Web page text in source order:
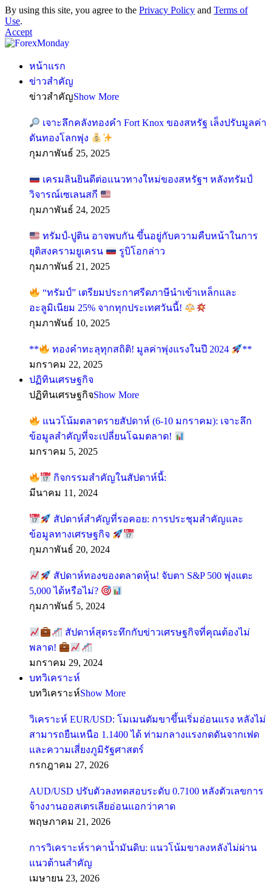
By using this site, you agree to the Privacy Policy and Terms of
Use.
Accept
หน้าแรก
ข่าวสำคัญ
ข่าวสำคัญShow More
เจาะลึกคลังทองคำ Fort Knox ของสหรัฐ เล็งปรับมูลค่า
ดันทองโลกพุ่ง
กุมภาพันธ์ 25, 2025
เครมลินยินดีต่อแนวทางใหม่ของสหรัฐฯ หลังทรัมป์
วิจารณ์เซเลนสกี
กุมภาพันธ์ 24, 2025
ทรัมป์-ปูติน อาจพบกัน ขึ้นอยู่กับความคืบหน้าในการ
ยุติสงครามยูเครน
รูบิโอกล่าว
กุมภาพันธ์ 21, 2025
“ทรัมป์” เตรียมประกาศรีดภาษีนำเข้าเหล็กและ
อะลูมิเนียม 25% จากทุกประเทศวันนี้!
กุมภาพันธ์ 10, 2025
** ทองคำทะลุทุกสถิติ! มูลค่าพุ่งแรงในปี 2024
**
มกราคม 22, 2025
ปฏิทินเศรษฐกิจ
ปฏิทินเศรษฐกิจShow More
แนวโน้มตลาดรายสัปดาห์ (6-10 มกราคม): เจาะลึก
ข้อมูลสำคัญที่จะเปลี่ยนโฉมตลาด!
มกราคม 5, 2025
กิจกรรมสำคัญในสัปดาห์นี้:
มีนาคม 11, 2024
สัปดาห์สำคัญที่รอคอย: การประชุมสำคัญและ
ข้อมูลทางเศรษฐกิจ
กุมภาพันธ์ 20, 2024
สัปดาห์ทองของตลาดหุ้น! จับตา S&P 500 พุ่งแตะ
5,000 ได้หรือไม่?
กุมภาพันธ์ 5, 2024
สัปดาห์สุดระทึกกับข่าวเศรษฐกิจที่คุณต้องไม่
พลาด!
มกราคม 29, 2024
บทวิเคราะห์
บทวิเคราะห์Show More
วิเคราะห์ EUR/USD: โมเมนตัมขาขึ้นเริ่มอ่อนแรง หลังไม่
สามารถยืนเหนือ 1.1400 ได้ ท่ามกลางแรงกดดันจากเฟด
และความเสี่ยงภูมิรัฐศาสตร์
กรกฎาคม 27, 2026
AUD/USD ปรับตัวลงทดสอบระดับ 0.7100 หลังตัวเลขการ
จ้างงานออสเตรเลียอ่อนแอกว่าคาด
พฤษภาคม 21, 2026
การวิเคราะห์ราคาน้ำมันดิบ: แนวโน้มขาลงหลังไม่ผ่าน
แนวต้านสำคัญ
เมษายน 23, 2026